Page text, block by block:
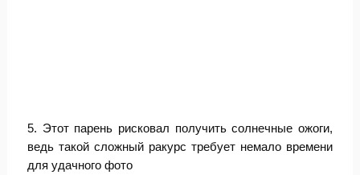
5. Этот парень рисковал получить солнечные ожоги,
ведь такой сложный ракурс требует немало времени
для удачного фото